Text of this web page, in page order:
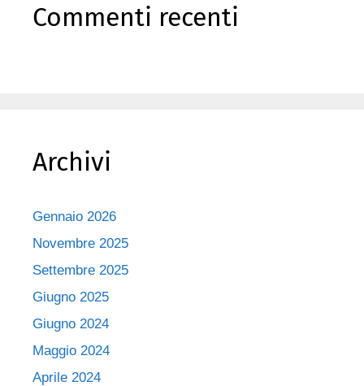
Commenti recenti
Archivi
Gennaio 2026
Novembre 2025
Settembre 2025
Giugno 2025
Giugno 2024
Maggio 2024
Aprile 2024